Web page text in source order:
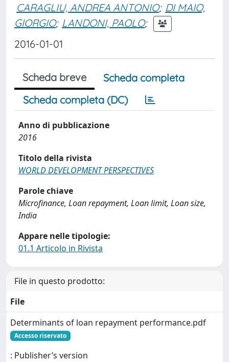
CARAGLIU, ANDREA ANTONIO; DI MAIO,
GIORGIO; LANDONI, PAOLO;
2016-01-01
Scheda breve
Scheda completa
Scheda completa (DC)
Anno di pubblicazione
2016
Titolo della rivista
WORLD DEVELOPMENT PERSPECTIVES
Parole chiave
Microfinance, Loan repayment, Loan limit, Loan size,
India
Appare nelle tipologie:
01.1 Articolo in Rivista
File in questo prodotto:
File
Determinants of loan repayment performance.pdf
Accesso riservato
: Publisher’s version